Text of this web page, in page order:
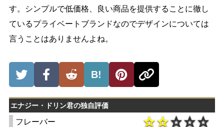
す。シンプルで低価格、良い商品を提供することに徹し
ているプライベートブランドなのでデザインについては
言うことはありませんよね。
B!
エナジー・ドリン君の独自評価
フレーバー